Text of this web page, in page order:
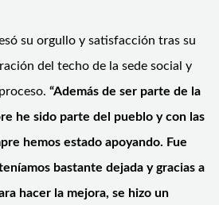
su orgullo y satisfacción tras su
del techo de la sede social y
“Además de ser parte de la
he sido parte del pueblo y con las
hemos estado apoyando. Fue
bastante dejada y gracias a
hacer la mejora, se hizo un